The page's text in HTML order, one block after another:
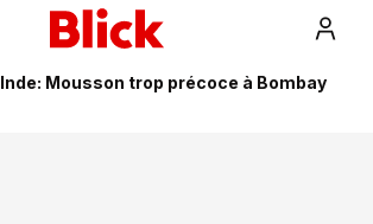
Inde: Mousson trop précoce à Bombay